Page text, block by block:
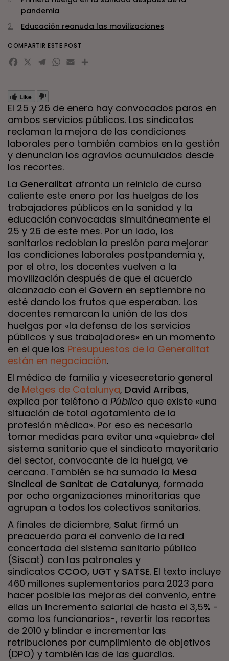
Like
El 25 y 26 de enero hay convocados paros en
ambos servicios públicos. Los sindicatos
reclaman la mejora de las condiciones
laborales pero también cambios en la gestión
y denuncian los agravios acumulados desde
los recortes.
La Generalitat afronta un reinicio de curso
caliente este enero por las huelgas de los
trabajadores públicos en la sanidad y la
educación convocadas simultáneamente el
25 y 26 de este mes. Por un lado, los
sanitarios redoblan la presión para mejorar
las condiciones laborales postpandemia y,
por el otro, los docentes vuelven a la
movilización después de que el acuerdo
alcanzado con el Govern en septiembre no
esté dando los frutos que esperaban. Los
docentes remarcan la unión de las dos
huelgas por «la defensa de los servicios
públicos y sus trabajadores» en un momento
en el que los Presupuestos de la Generalitat
están en negociación.
El médico de familia y vicesecretario general
de Metges de Catalunya, David Arribas,
explica por teléfono a Público que existe «una
situación de total agotamiento de la
profesión médica». Por eso es necesario
tomar medidas para evitar una «quiebra» del
sistema sanitario que el sindicato mayoritario
del sector, convocante de la huelga, ve
cercana. También se ha sumado la Mesa
Sindical de Sanitat de Catalunya, formada
por ocho organizaciones minoritarias que
agrupan a todos los colectivos sanitarios.
A finales de diciembre, Salut firmó un
preacuerdo para el convenio de la red
concertada del sistema sanitario público
(Siscat) con las patronales y
sindicatos CCOO, UGT y SATSE. El texto incluye
460 millones suplementarios para 2023 para
hacer posible las mejoras del convenio, entre
ellas un incremento salarial de hasta el 3,5% -
como los funcionarios-, revertir los recortes
de 2010 y blindar e incrementar las
retribuciones por cumplimiento de objetivos
(DPO) y también las de las guardias.
pandemia
Educación reanuda las movilizaciones
COMPARTIR ESTE POST
Facebook
X Telegram
WhatsApp
EmailCompartir